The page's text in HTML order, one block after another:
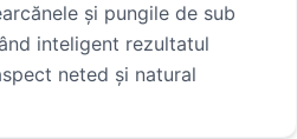
și pungile de sub
inteligent rezultatul
neted și natural